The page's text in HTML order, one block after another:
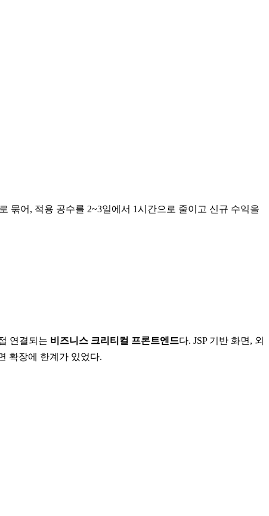
묶어, 적용 공수를 2~3일에서 1시간으로 줄이고 신규 수익을
연결되는 비즈니스 크리티컬 프론트엔드다. JSP 기반 화면, 외
확장에 한계가 있었다.